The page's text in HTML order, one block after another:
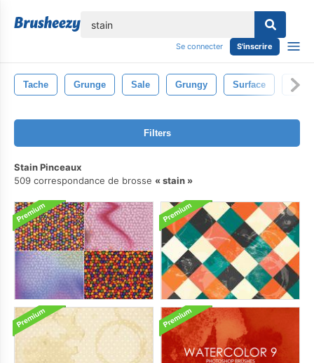
Se connecter S'inscrire
Tache Grunge Sale Grungy Surface
Filters
Stain Pinceaux
509 correspondance de brosse
stain